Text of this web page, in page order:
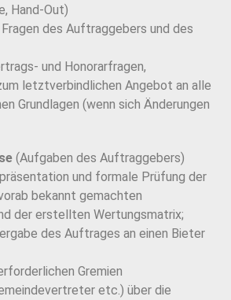
Hand-Out)
des Auftraggebers und des
und Honorarfragen,
letztverbindlichen Angebot an alle
Grundlagen (wenn sich Änderungen
(Aufgaben des Auftraggebers)
und formale Prüfung der
bekannt gemachten
der erstellten Wertungsmatrix;
des Auftrages an einen Bieter
Gremien
etc.) über die